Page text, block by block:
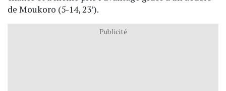
de Moukoro (5-14, 23’).
Publicité